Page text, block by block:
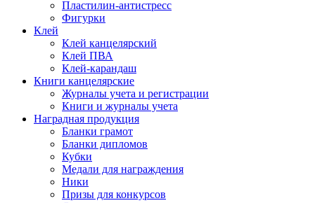
Пластилин-антистресс
Фигурки
Клей
Клей канцелярский
Клей ПВА
Клей-карандаш
Книги канцелярские
Журналы учета и регистрации
Книги и журналы учета
Наградная продукция
Бланки грамот
Бланки дипломов
Кубки
Медали для награждения
Ники
Призы для конкурсов